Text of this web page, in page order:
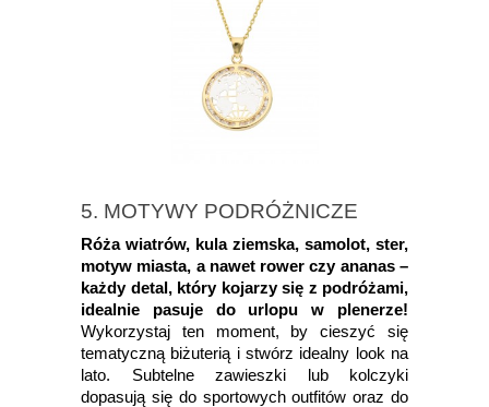
5. MOTYWY PODRÓŻNICZE
Róża wiatrów, kula ziemska, samolot, ster,
motyw miasta, a nawet rower czy ananas –
każdy detal, który kojarzy się z podróżami,
idealnie pasuje do urlopu w plenerze!
Wykorzystaj ten moment, by cieszyć się
tematyczną biżuterią i stwórz idealny look na
lato. Subtelne zawieszki lub kolczyki
dopasują się do sportowych outfitów oraz do